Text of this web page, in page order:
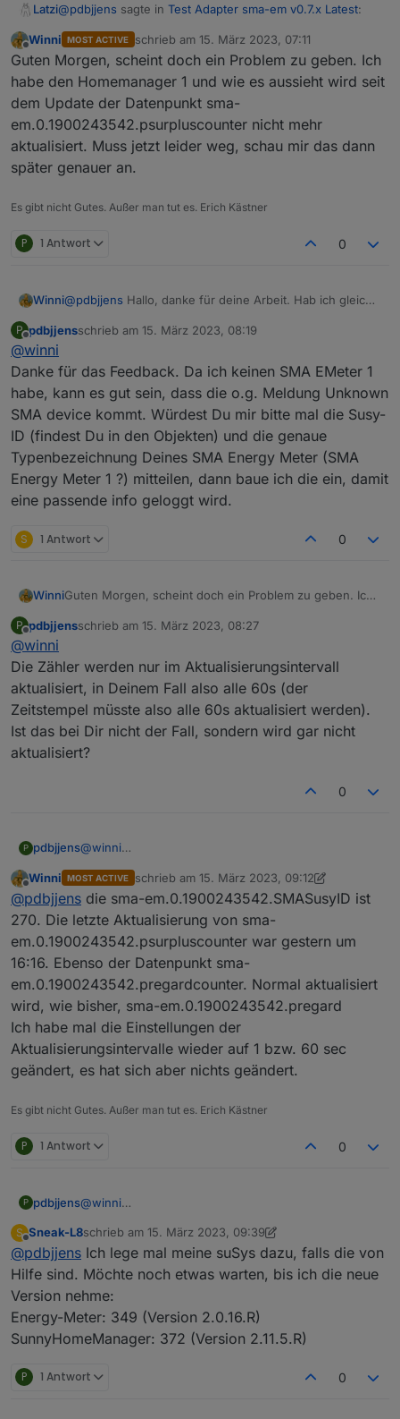
Latzi@pdbjjens sagte in Test Adapter sma-em v0.7.x Latest:
Soeben habe ich das minor Release sma-em v0.7.0
zum Test freigegeben.
läuft ohne Probleme, vielen Dank!
Offline
Winni MOST ACTIVE schrieb am 15. März 2023, 07:11
zuletzt editiert von
Guten Morgen, scheint doch ein Problem zu geben. Ich
habe den Homemanager 1 und wie es aussieht wird seit
dem Update der Datenpunkt sma-
em.0.1900243542.psurpluscounter nicht mehr
aktualisiert. Muss jetzt leider weg, schau mir das dann
später genauer an.
Es gibt nicht Gutes. Außer man tut es. Erich Kästner
P 1 Antwort 0
Winni@pdbjjens Hallo, danke für deine Arbeit. Hab ich gleich
bisschen wundert ist ein Eintrag im Log:
sma-em.0
2023-03-14 16:48:01.334	info	Listen via
sma-em.0
2023-03-14 16:48:01.331	info	Details L1
sma-em.0
Zunächst meldet der Log: "Extended Mode false
So habe ich es auch eingegeben.
Dann kommt aber: "device discovered: Unkown SMA
device S/N: 1900243542 with IP/port: 192.168.1.60/60880
message rate: 1/sec"
Die Seriennummer ist die von meinem Energymeter.
Aber wie eingangs gesagt es läuf 😀
P
Offline
pdbjjensschrieb am 15. März 2023, 08:19
zuletzt editiert von
@winni
Danke für das Feedback. Da ich keinen SMA EMeter 1
habe, kann es gut sein, dass die o.g. Meldung Unknown
SMA device kommt. Würdest Du mir bitte mal die Susy-
ID (findest Du in den Objekten) und die genaue
Typenbezeichnung Deines SMA Energy Meter (SMA
Energy Meter 1 ?) mitteilen, dann baue ich die ein, damit
eine passende info geloggt wird.
S 1 Antwort 0
WinniGuten Morgen, scheint doch ein Problem zu geben. Ich
dem Update der Datenpunkt sma-
aktualisiert. Muss jetzt leider weg, schau mir das dann
später genauer an.
P
Offline
pdbjjensschrieb am 15. März 2023, 08:27
zuletzt editiert von
@winni
Die Zähler werden nur im Aktualisierungsintervall
aktualisiert, in Deinem Fall also alle 60s (der
Zeitstempel müsste also alle 60s aktualisiert werden).
Ist das bei Dir nicht der Fall, sondern wird gar nicht
aktualisiert?
0
P pdbjjens@winni
aktualisiert, in Deinem Fall also alle 60s (der
Zeitstempel müsste also alle 60s aktualisiert werden).
Ist das bei Dir nicht der Fall, sondern wird gar nicht
aktualisiert?
Offline
Winni MOST ACTIVE schrieb am 15. März 2023, 09:12
zuletzt editiert von Winni
@pdbjjens die sma-em.0.1900243542.SMASusyID ist
270. Die letzte Aktualisierung von sma-
em.0.1900243542.psurpluscounter war gestern um
16:16. Ebenso der Datenpunkt sma-
em.0.1900243542.pregardcounter. Normal aktualisiert
wird, wie bisher, sma-em.0.1900243542.pregard
Ich habe mal die Einstellungen der
Aktualisierungsintervalle wieder auf 1 bzw. 60 sec
geändert, es hat sich aber nichts geändert.
Es gibt nicht Gutes. Außer man tut es. Erich Kästner
P 1 Antwort 0
P pdbjjens@winni
habe, kann es gut sein, dass die o.g. Meldung
Unknown SMA device kommt. Würdest Du mir bitte
mal die Susy-ID (findest Du in den Objekten) und die
genaue Typenbezeichnung Deines SMA Energy
Meter (SMA Energy Meter 1 ?) mitteilen, dann baue
ich die ein, damit eine passende info geloggt wird.
S
Offline
Sneak-L8schrieb am 15. März 2023, 09:39
zuletzt editiert von Sneak-L8
@pdbjjens Ich lege mal meine suSys dazu, falls die von
Hilfe sind. Möchte noch etwas warten, bis ich die neue
Version nehme:
Energy-Meter: 349 (Version 2.0.16.R)
SunnyHomeManager: 372 (Version 2.11.5.R)
P 1 Antwort 0